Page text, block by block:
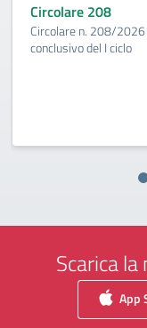
Circolare 208
Circolare n. 208/
conclusivo del I ciclo
Scarica
App